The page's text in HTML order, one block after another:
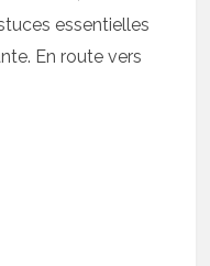
essentielles
En route vers